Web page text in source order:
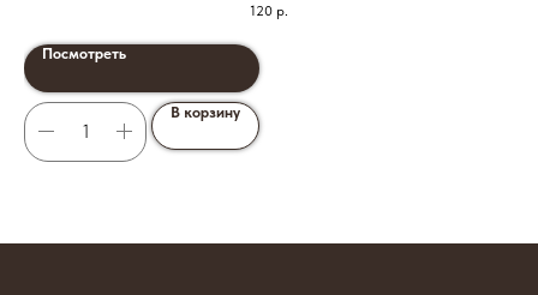
120 р.
Посмотреть
В корзину